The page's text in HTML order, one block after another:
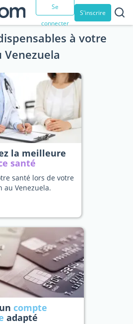
Se
connecter
S'inscrire
à votre
la meilleure
santé
santé lors de votre
au Venezuela.
compte
adapté